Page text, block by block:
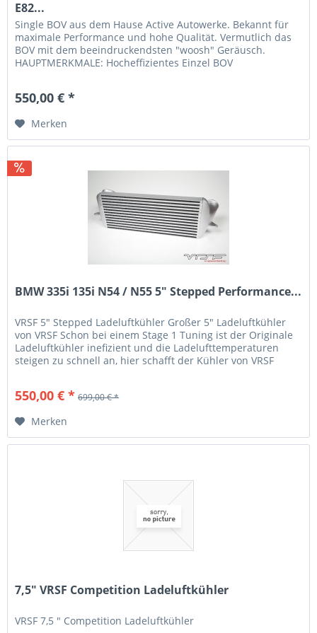
E82...
Single BOV aus dem Hause Active Autowerke. Bekannt für
maximale Performance und hohe Qualität. Vermutlich das
BOV mit dem beeindruckendsten "woosh" Geräusch.
HAUPTMERKMALE: Hocheffizientes Einzel BOV
550,00 € *
Merken
BMW 335i 135i N54 / N55 5" Stepped Performance...
VRSF 5" Stepped Ladeluftkühler Großer 5" Ladeluftkühler
von VRSF Schon bei einem Stage 1 Tuning ist der Originale
Ladeluftkühler inefizient und die Ladelufttemperaturen
steigen zu schnell an, hier schafft der Kühler von VRSF
550,00 € * 699,00 € *
Merken
7,5" VRSF Competition Ladeluftkühler
VRSF 7,5 " Competition Ladeluftkühler